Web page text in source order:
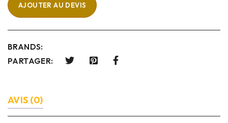
AJOUTER AU DEVIS
BRANDS:
PARTAGER:
AVIS (0)